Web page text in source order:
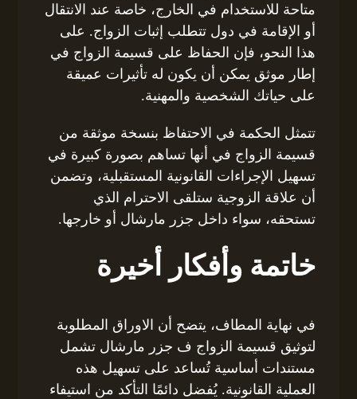
متاحة للاستخدام في الخارج، خاصة عند الانتقال
أو الإقامة في دول تتطلب إثبات الزواج. على
هذا النحو، فإن الحفاظ على قسيمة الزواج في
إطار موثق يمكن أن يكون له تأثيرات عميقة
على حياتك الشخصية والمهنية.
تتمثل الحكمة في الاحتفاظ بنسخة موثقة من
قسيمة الزواج في أنها تساهم بصورة كبيرة في
تسهيل الإجراءات القانونية المستقبلية، وتضمن
أن علاقة الزوجية ستلقى الاحترام الذي
تستحقه، سواء داخل جزر مارشال أو خارجها.
خاتمة وأفكار أخيرة
في نهاية المطاف، يتضح أن الاوراق المطلوبة
لتوثيق قسيمة الزواج ف جزر مارشال تشمل
مستندات أساسية تُساعد على تسهيل هذه
العملية القانونية. يُفضل دائمًا التأكد من استيفاء